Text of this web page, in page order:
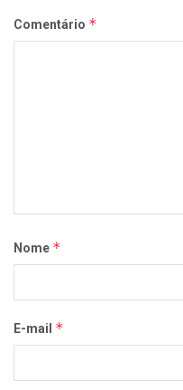
Comentário *
Nome *
E-mail *